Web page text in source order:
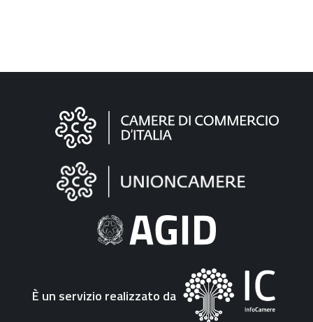
Informazioni
"Fattura
Elettronica"
È un servizio realizzato da